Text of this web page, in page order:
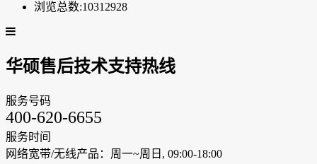
浏览总数:10312928
华硕售后技术支持热线
服务号码
400-620-6655
服务时间
网络宽带/无线产品：周一~周日, 09:00-18:00